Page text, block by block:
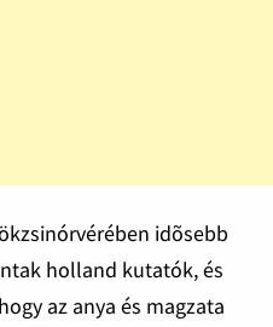
idõsebb
holland kutatók, és
az anya és magzata